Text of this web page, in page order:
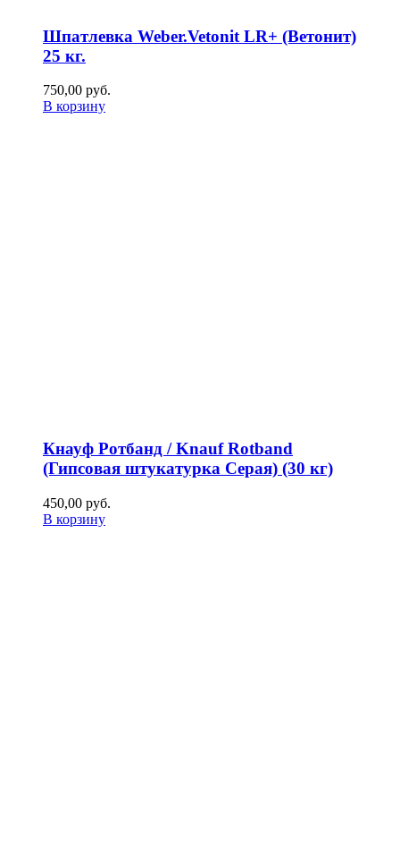
Шпатлевка Weber.Vetonit LR+ (Ветонит)
25 кг.
750,00 руб.
В корзину
Кнауф Ротбанд / Knauf Rotband
(Гипсовая штукатурка Серая) (30 кг)
450,00 руб.
В корзину